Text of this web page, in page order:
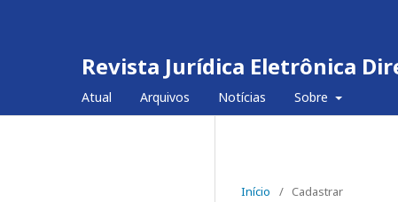
Revista Jurídica Eletrônica
Atual Arquivos Notícias Sobre
Início / Cadastrar